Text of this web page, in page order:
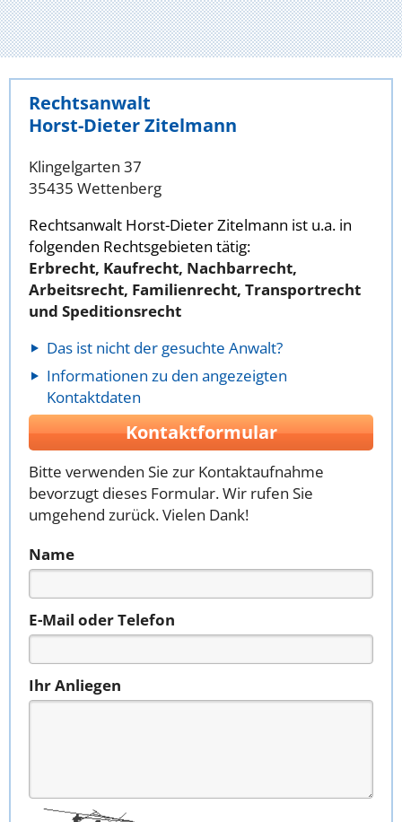
Rechtsanwalt
Horst-Dieter Zitelmann
Klingelgarten 37
35435 Wettenberg
Rechtsanwalt Horst-Dieter Zitelmann ist u.a. in
folgenden Rechtsgebieten tätig:
Erbrecht, Kaufrecht, Nachbarrecht,
Arbeitsrecht, Familienrecht, Transportrecht
und Speditionsrecht
Das ist nicht der gesuchte Anwalt?
Informationen zu den angezeigten
Kontaktdaten
Kontaktformular
Bitte verwenden Sie zur Kontaktaufnahme
bevorzugt dieses Formular. Wir rufen Sie
umgehend zurück. Vielen Dank!
Name
E-Mail oder Telefon
Ihr Anliegen